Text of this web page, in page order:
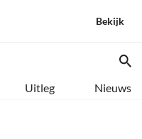
Bekijk
Uitleg Nieuws